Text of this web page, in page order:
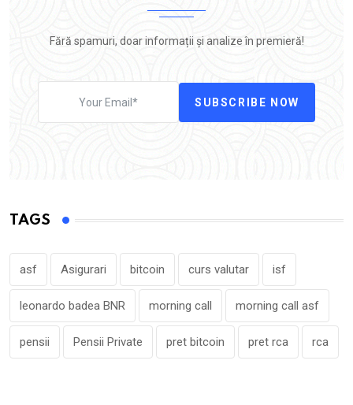
Fără spamuri, doar informații și analize în premieră!
SUBSCRIBE NOW
TAGS
asf Asigurari bitcoin curs valutar isf
leonardo badea BNR morning call morning call asf
pensii Pensii Private pret bitcoin pret rca rca